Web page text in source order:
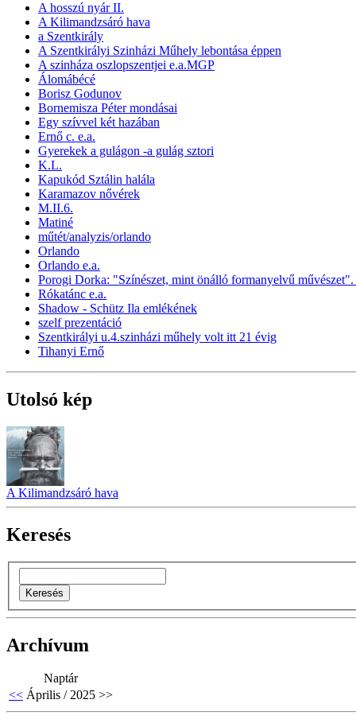
A hosszú nyár II.
A Kilimandzsáró hava
a Szentkirály
A Szentkirályi Szinházi Műhely lebontása éppen
A szinháza oszlopszentjei e.a.MGP
Álomábécé
Borisz Godunov
Bornemisza Péter mondásai
Egy szívvel két hazában
Ernő c. e.a.
Gyerekek a gulágon -a gulág sztori
K.L.
Kapukód Sztálin halála
Karamazov nővérek
M.II.6.
Matiné
műtét/analyzis/orlando
Orlando
Orlando e.a.
Porogi Dorka: "Színészet, mint önálló formanyelvű
Rókatánc e.a.
Shadow - Schütz Ila emlékének
szelf prezentáció
Szentkirályi u.4.szinházi műhely volt itt 21 évig
Tihanyi Ernő
Utolsó kép
A Kilimandzsáró hava
Keresés
Archívum
Naptár
<< Április / 2025 >>